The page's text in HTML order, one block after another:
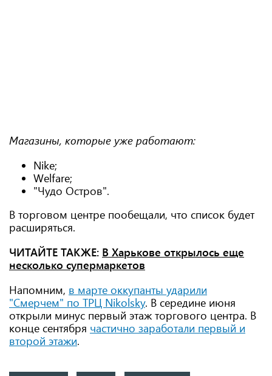
Магазины, которые уже работают:
Nike;
Welfare;
"Чудо Остров".
В торговом центре пообещали, что список будет
расширяться.
ЧИТАЙТЕ ТАКЖЕ: В Харькове открылось еще
несколько супермаркетов
Напомним, в марте оккупанты ударили
"Смерчем" по ТРЦ Nikolsky. В середине июня
открыли минус первый этаж торгового центра. В
конце сентября частично заработали первый и
второй этажи.